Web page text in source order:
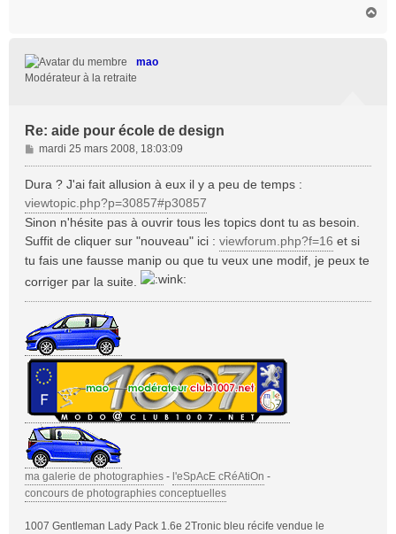
mao
Modérateur à la retraite
Re: aide pour école de design
M
e
s
a
g
e
mardi 25 mars 2008, 18:03:09
Dura ? J'ai fait allusion à eux il y a peu de temps :
viewtopic.php?p=30857#p30857
Sinon n'hésite pas à ouvrir tous les topics dont tu as besoin.
Suffit de cliquer sur "nouveau" ici : viewforum.php?f=16 et si
tu fais une fausse manip ou que tu veux une modif, je peux te
corriger par la suite.
ma galerie de photographies - l'eSpAcE cRéAtiOn -
concours de photographies conceptuelles
1007 Gentleman Lady Pack 1.6e 2Tronic bleu récife vendue le